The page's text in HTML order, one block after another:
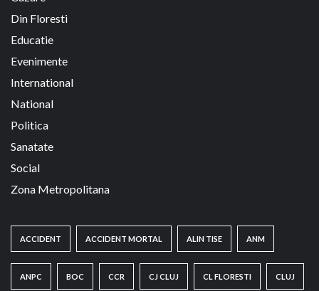
Din Floresti
Educatie
Evenimente
International
National
Politica
Sanatate
Social
Zona Metropolitana
ACCIDENT ACCIDENT MORTAL ALIN TISE ANM
ANPC BOC CCR CJ CLUJ CL FLORESTI CLUJ